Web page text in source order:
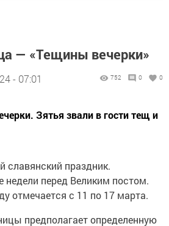
— «Тещины вечерки»
- 07:01 752 0 0
Зятья звали в гости тещ и
славянский праздник.
недели перед Великим постом.
отмечается с 11 по 17 марта.
предполагает определенную